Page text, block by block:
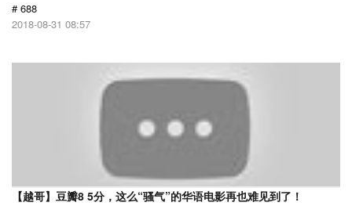
# 688
2018-08-31 08:57
【越哥】豆瓣8 5分，这么“骚气”的华语电影再也难见到了！